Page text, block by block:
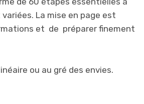
La mise en page est
et de préparer finement
ou au gré des envies.